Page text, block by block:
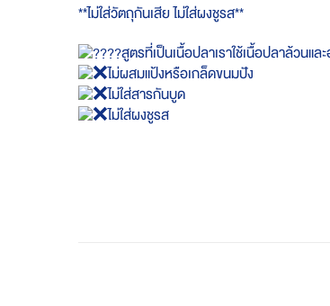
**ไม่ใส่วัตถุกันเสีย ไม่ใส่ผงชูรส**
สูตรที่เป็นเนื้อปลาเราใช้เนื้อปลาล้วนแ
ไม่ผสมแป้งหรือเกล็ดขนมปัง
ไม่ใส่สารกันบูด
ไม่ใส่ผงชูรส